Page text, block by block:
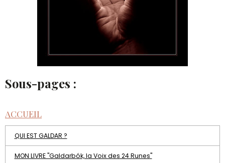
Sous-pages :
ACCUEIL
QUI EST GALDAR ?
MON LIVRE "Galdarbók, la Voix des 24 Runes"